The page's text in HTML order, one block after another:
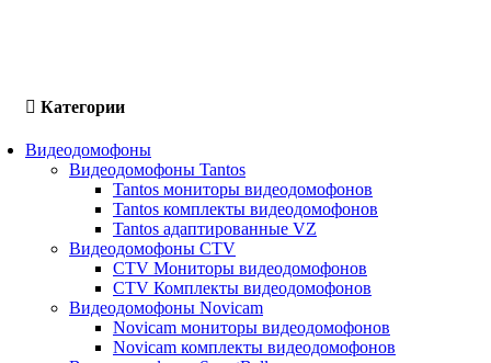
Категории
Видеодомофоны
Видеодомофоны Tantos
Tantos мониторы видеодомофонов
Tantos комплекты видеодомофонов
Tantos адаптированные VZ
Видеодомофоны CTV
CTV Мониторы видеодомофонов
CTV Комплекты видеодомофонов
Видеодомофоны Novicam
Novicam мониторы видеодомофонов
Novicam комплекты видеодомофонов